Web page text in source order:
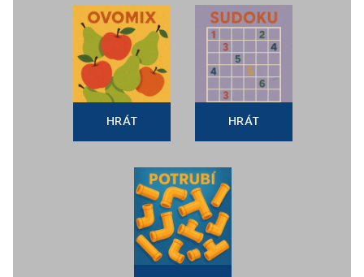
HRÁT HRÁT